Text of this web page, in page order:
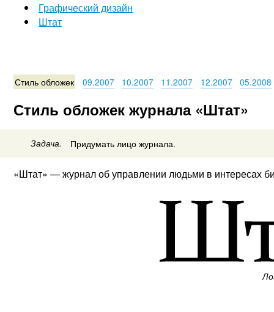
Графический дизайн
Штат
Стиль обложек 09.2007 10.2007 11.2007 12.2007 05.2008
Стиль обложек журнала «Штат»
Задача. Придумать лицо журнала.
«Штат» — журнал об управлении людьми в интересах